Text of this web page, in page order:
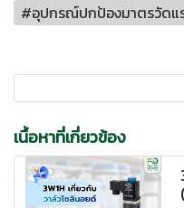
#อุปกรณ์ปกป้องมาตรวัดแ
เนื้อหาที่เกี่ยวข้อง